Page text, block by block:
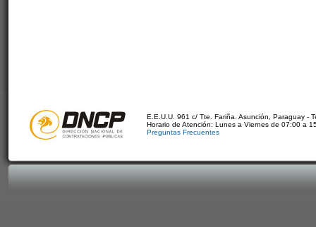
E.E.U.U. 961 c/ Tte. Fariña. Asunción, Paraguay -
Horario de Atención: Lunes a Viernes de 07:00 a
Preguntas Frecuentes